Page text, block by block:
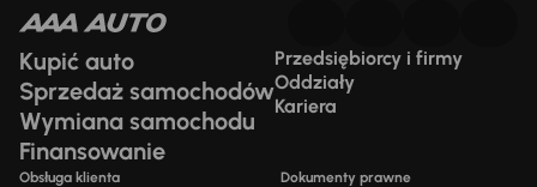
Kupić auto
Sprzedaż samochodów
Wymiana samochodu
Finansowanie
Przedsiębiorcy i firmy
Oddziały
Kariera
Obsługa klienta Dokumenty prawne